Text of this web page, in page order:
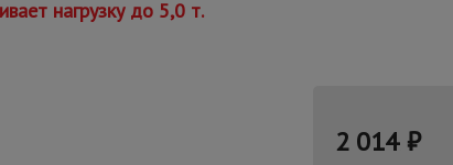
нагрузку до 5,0 т.
2 014₽